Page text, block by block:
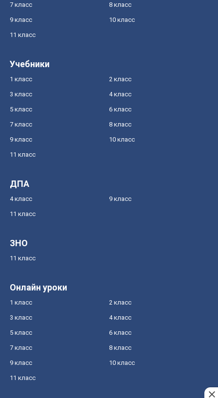
7 класс 8 класс
9 класс 10 класс
11 класс
Учебники
1 класс 2 класс
3 класс 4 класс
5 класс 6 класс
7 класс 8 класс
9 класс 10 класс
11 класс
ДПА
4 класс 9 класс
11 класс
ЗНО
11 класс
Онлайн уроки
1 класс 2 класс
3 класс 4 класс
5 класс 6 класс
7 класс 8 класс
9 класс 10 класс
11 класс